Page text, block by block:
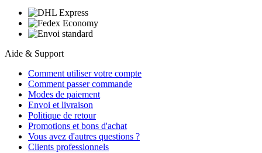
Aide & Support
Comment utiliser votre compte
Comment passer commande
Modes de paiement
Envoi et livraison
Politique de retour
Promotions et bons d'achat
Vous avez d'autres questions ?
Clients professionnels